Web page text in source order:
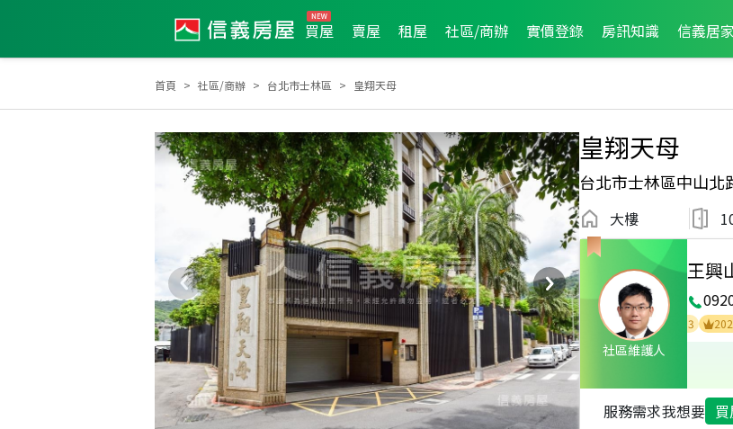
買屋 賣屋 租屋 社區/商辦 實價登錄 房訊知識 信義居家
首頁 社區/商辦 台北市士林區 皇翔天母
皇翔天母
台北市士林區中山
大樓
社區維護人
王興
2005年新秀獎 全公司2017年度業績TOP19 全公司2014年度業績TOP8 2026年1月區業績TOP3
2025年2
服務需求我想要